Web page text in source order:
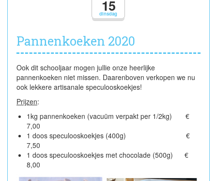
dinsdag
15
Pannenkoeken 2020
Ook dit schooljaar mogen jullie onze heerlijke
pannenkoeken niet missen. Daarenboven verkopen we nu
ook lekkere artisanale speculooskoekjes!
Prijzen:
1kg pannenkoeken (vacuüm verpakt per 1/2kg) €
7,00
1 doos speculooskoekjes (400g) €
7,50
1 doos speculooskoekjes met chocolade (500g) €
8,00